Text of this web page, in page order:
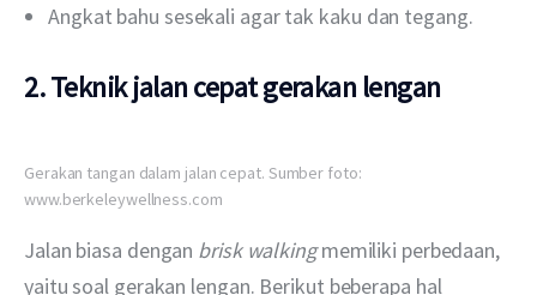
Angkat bahu sesekali agar tak kaku dan tegang.
2. Teknik jalan cepat gerakan lengan
Gerakan tangan dalam jalan cepat. Sumber foto:
www.berkeleywellness.com
Jalan biasa dengan brisk walking memiliki perbedaan,
yaitu soal gerakan lengan. Berikut beberapa hal